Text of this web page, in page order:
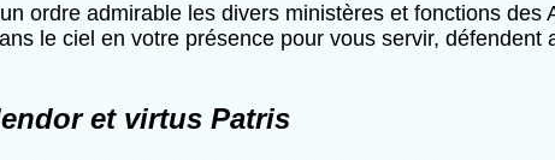
ordre admirable les divers ministères et fonctions
le ciel en votre présence pour vous servir,
et virtus Patris